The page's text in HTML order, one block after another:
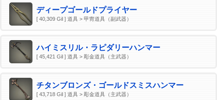
ディープゴールドプライヤー
[ 40,309 Gil ] 道具 > 甲冑道具（副武器）
ハイミスリル・ラピダリーハンマー
[ 45,421 Gil ] 道具 > 彫金道具（主武器）
チタンブロンズ・ゴールドスミスハンマー
[ 43,718 Gil ] 道具 > 彫金道具（主武器）